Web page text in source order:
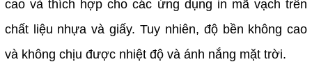
cao và thích hợp cho các ứng dụng in mã vạch trên
chất liệu nhựa và giấy. Tuy nhiên, độ bền không cao
và không chịu được nhiệt độ và ánh nắng mặt trời.